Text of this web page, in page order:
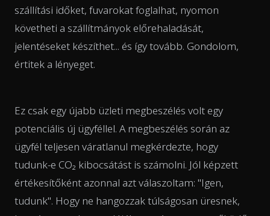
szállítási időket, fuvarokat foglalhat, nyomon
követheti a szállítmányok előrehaladását,
jelentéseket készíthet... és így tovább. Gondolom,
értitek a lényeget.
Ez csak egy újabb üzleti megbeszélés volt egy
potenciális új ügyféllel. A megbeszélés során az
ügyfél teljesen váratlanul megkérdezte, hogy
tudunk-e CO₂ kibocsátást is számolni. Jól képzett
értékesítőként azonnal azt válaszoltam: "Igen,
tudunk". Hogy ne hangozzak túlságosan üresnek,